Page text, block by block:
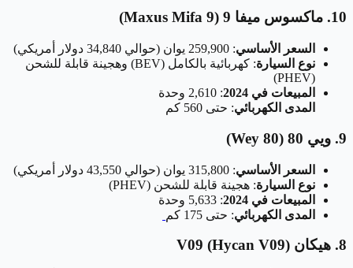
10. ماكسوس ميفا 9 (Maxus Mifa 9)
السعر الأساسي: 259,900 يوان (حوالي 34,840 دولار أمريكي)
نوع السيارة
: كهربائية بالكامل (BEV) وهجينة قابلة للشحن
(PHEV)
المبيعات في 2024
: 2,610 وحدة
المدى الكهربائي: حتى 560 كم
9. ويي 80 (Wey 80)
السعر الأساسي: 315,800 يوان (حوالي 43,550 دولار أمريكي)
نوع السيارة: هجينة قابلة للشحن (PHEV)
المبيعات في 2024
: 5,633 وحدة
المدى الكهربائي: حتى 175 كم
8. هيكان V09 (Hycan V09)